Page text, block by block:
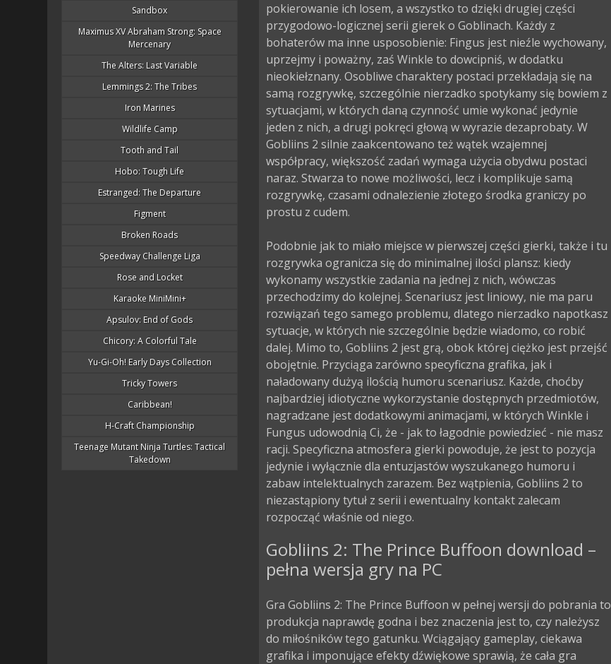
Sandbox
Maximus XV Abraham Strong: Space
Mercenary
The Alters: Last Variable
Lemmings 2: The Tribes
Iron Marines
Wildlife Camp
Tooth and Tail
Hobo: Tough Life
Estranged: The Departure
Figment
Broken Roads
Speedway Challenge Liga
Rose and Locket
Karaoke MiniMini+
Apsulov: End of Gods
Chicory: A Colorful Tale
Yu-Gi-Oh! Early Days Collection
Tricky Towers
Caribbean!
H-Craft Championship
Teenage Mutant Ninja Turtles: Tactical
Takedown
pokierowanie ich losem, a wszystko to dzięki drugiej części
przygodowo-logicznej serii gierek o Goblinach. Każdy z
bohaterów ma inne usposobienie: Fingus jest nieźle wychowany,
uprzejmy i poważny, zaś Winkle to dowcipniś, w dodatku
nieokiełznany. Osobliwe charaktery postaci przekładają się na
samą rozgrywkę, szczególnie nierzadko spotykamy się bowiem z
sytuacjami, w których daną czynność umie wykonać jedynie
jeden z nich, a drugi pokręci głową w wyrazie dezaprobaty. W
Gobliins 2 silnie zaakcentowano też wątek wzajemnej
współpracy, większość zadań wymaga użycia obydwu postaci
naraz. Stwarza to nowe możliwości, lecz i komplikuje samą
rozgrywkę, czasami odnalezienie złotego środka graniczy po
prostu z cudem.
Podobnie jak to miało miejsce w pierwszej części gierki, także i tu
rozgrywka ogranicza się do minimalnej ilości plansz: kiedy
wykonamy wszystkie zadania na jednej z nich, wówczas
przechodzimy do kolejnej. Scenariusz jest liniowy, nie ma paru
rozwiązań tego samego problemu, dlatego nierzadko napotkasz
sytuacje, w których nie szczególnie będzie wiadomo, co robić
dalej. Mimo to, Gobliins 2 jest grą, obok której ciężko jest przejść
obojętnie. Przyciąga zarówno specyficzna grafika, jak i
naładowany dużyą ilością humoru scenariusz. Każde, choćby
najbardziej idiotyczne wykorzystanie dostępnych przedmiotów,
nagradzane jest dodatkowymi animacjami, w których Winkle i
Fungus udowodnią Ci, że - jak to łagodnie powiedzieć - nie masz
racji. Specyficzna atmosfera gierki powoduje, że jest to pozycja
jedynie i wyłącznie dla entuzjastów wyszukanego humoru i
zabaw intelektualnych zarazem. Bez wątpienia, Gobliins 2 to
niezastąpiony tytuł z serii i ewentualny kontakt zalecam
rozpocząć właśnie od niego.
Gobliins 2: The Prince Buffoon download –
pełna wersja gry na PC
Gra Gobliins 2: The Prince Buffoon w pełnej wersji do pobrania to
produkcja naprawdę godna i bez znaczenia jest to, czy należysz
do miłośników tego gatunku. Wciągający gameplay, ciekawa
grafika i imponujące efekty dźwiękowe sprawią, że cała gra